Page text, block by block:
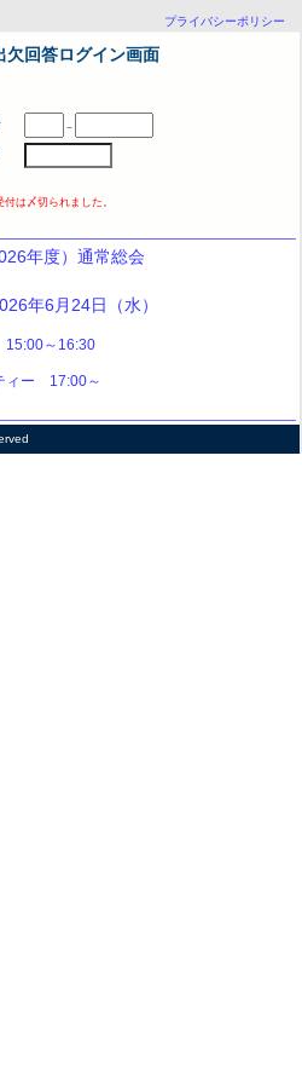
プライバシーポリシー
回答ログイン画面
－
付は〆切られました。
年度）通常総会
年6月24日（水）
～16:30
ィー 17:00～